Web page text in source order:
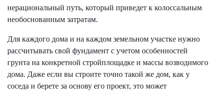
нерациональный путь, который приведет к колоссальным
необоснованным затратам.
Для каждого дома и на каждом земельном участке нужно
рассчитывать свой фундамент с учетом особенностей
грунта на конкретной стройплощадке и массы возводимого
дома. Даже если вы строите точно такой же дом, как у
соседа и берете за основу его проект, это может